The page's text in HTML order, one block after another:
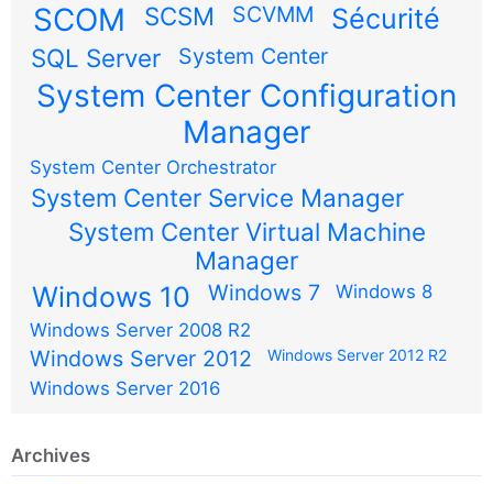
SCOM SCSM SCVMM Sécurité
SQL Server System Center
System Center Configuration
Manager
System Center Orchestrator
System Center Service Manager
System Center Virtual Machine
Manager
Windows 10 Windows 7
Windows 8
Windows Server 2008 R2
Windows Server 2012 Windows Server 2012 R2
Windows Server 2016
Archives